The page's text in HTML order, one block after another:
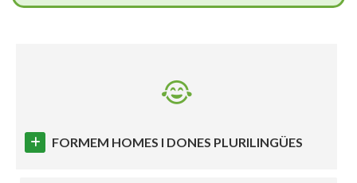
FORMEM HOMES I DONES PLURILINGÜES